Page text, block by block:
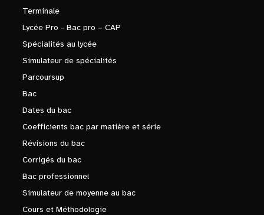
Terminale
Lycée Pro - Bac pro – CAP
Spécialités au lycée
Simulateur de spécialités
Parcoursup
Bac
Dates du bac
Coefficients bac par matière et série
Révisions du bac
Corrigés du bac
Bac professionnel
Simulateur de moyenne au bac
Cours et Méthodologie